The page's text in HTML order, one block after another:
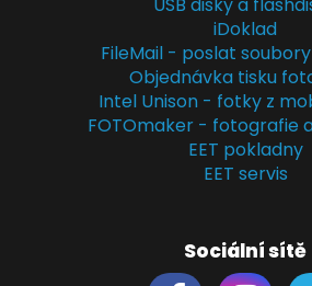
iDoklad
FileMail - poslat
Objednávka tisku
Intel Unison - fotky z
FOTOmaker - fotografie
EET pokladny
EET servis
Sociální sítě